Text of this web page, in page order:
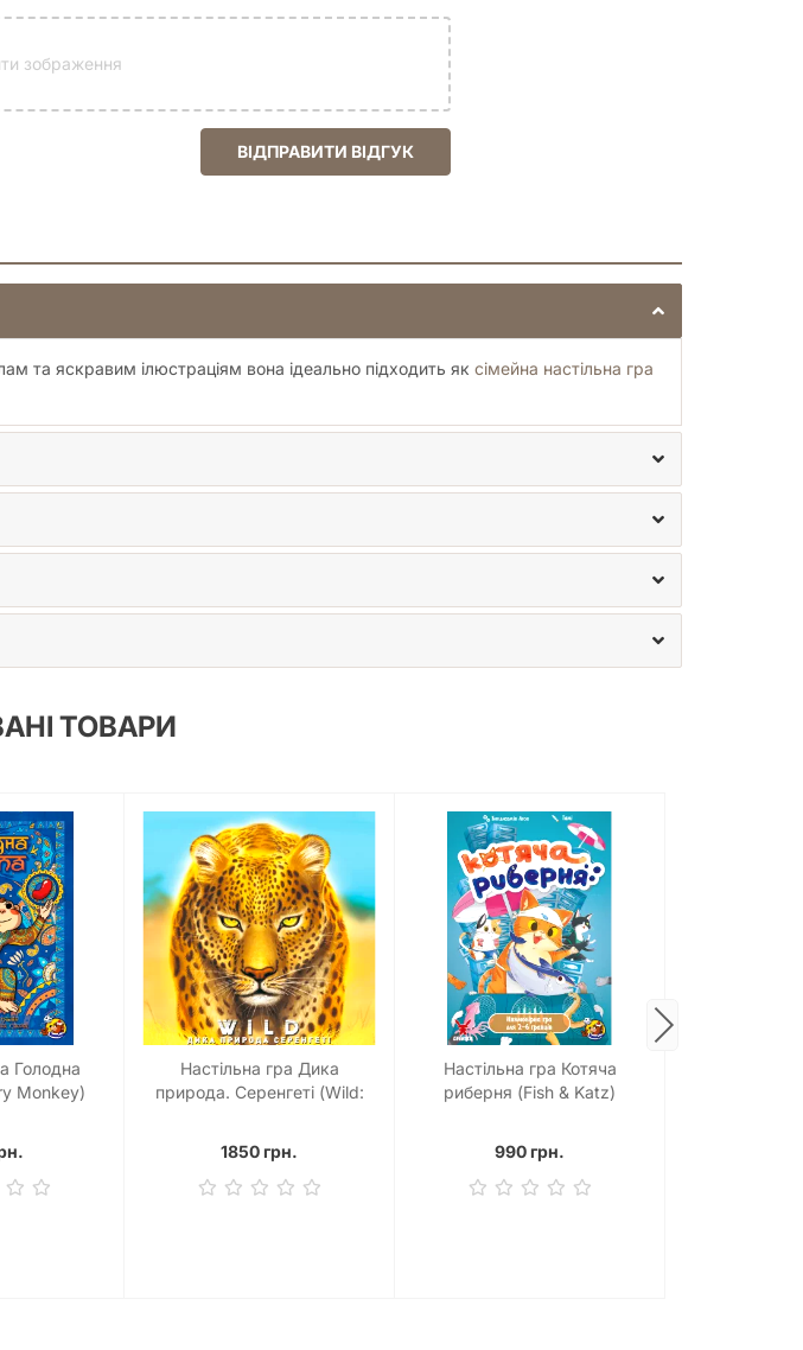
зображення
ВІДПРАВИТИ ВІДГУК
та яскравим ілюстраціям вона ідеально підходить як сімейна настільна гра
ТОВАРИ
Голодна
Monkey)
Настільна гра Дика
природа. Серенгеті (Wild:
1850 грн.
Настільна гра Котяча
риберня (Fish & Katz)
990 грн.